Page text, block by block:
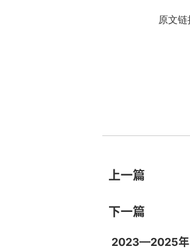
原文链
上一篇
下一篇
2023—2025年